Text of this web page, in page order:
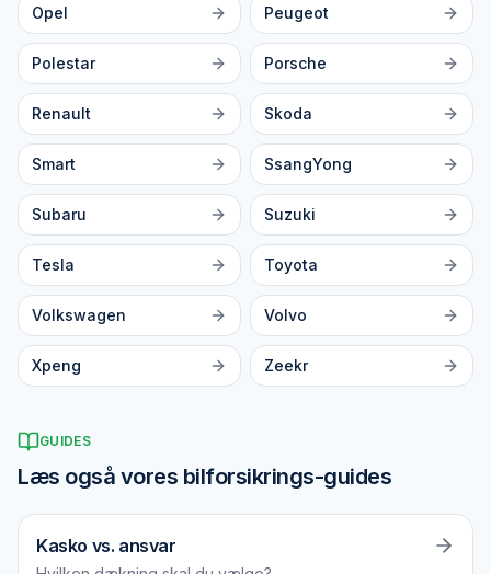
Opel Peugeot
Polestar Porsche
Renault Skoda
Smart SsangYong
Subaru Suzuki
Tesla Toyota
Volkswagen Volvo
Xpeng Zeekr
GUIDES
Læs også vores bilforsikrings-guides
Kasko vs. ansvar